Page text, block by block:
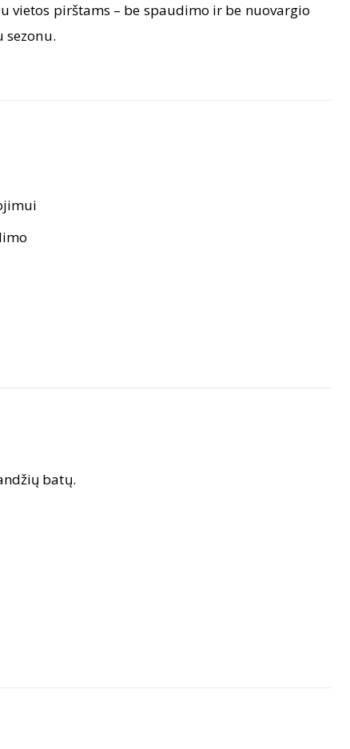
vietos pirštams – be spaudimo ir be nuovargio
batų.